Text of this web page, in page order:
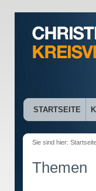
STARTSEITE
Sie sind hier:
Themen